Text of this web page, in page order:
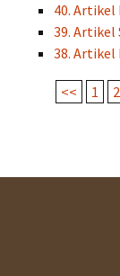
40. Artikel
39. Artikel
38. Artikel
<< 1 2